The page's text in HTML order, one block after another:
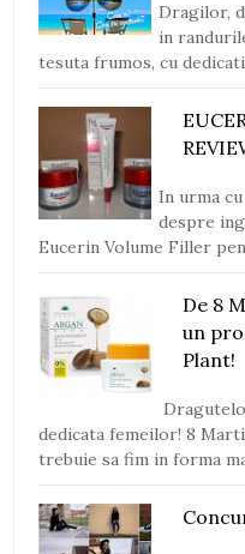
Dragilor,
in
tesuta frumos, cu
In urma
despre
Eucerin Volume Filler
De 8
un
Plant!
dedicata femeilor! 8
trebuie sa fim in forma